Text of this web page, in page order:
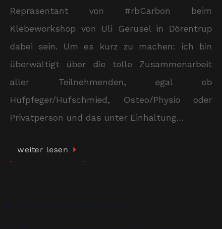
Repräsentant von #rbCarbon beim
Klebeworkshop von Uli Gerusel in Dörentrup
dabei sein. Um es kurz zu machen: ich bin
überwältigt über die tolle Zusammenarbeit
aller Teilnehmenden, egal ob
Hufpfeger/Hufschmied, Osteo/Physio oder
Privatperson und das unter Einhaltung…
weiter lesen